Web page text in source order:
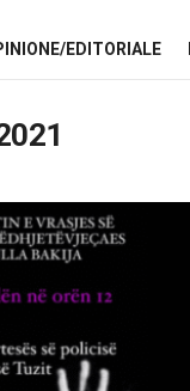
EDITORIALE